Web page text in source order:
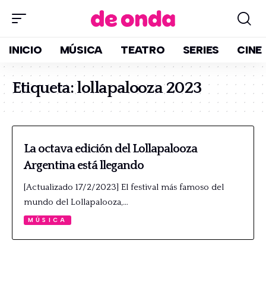
INICIO MÚSICA TEATRO SERIES CINE
Etiqueta:lollapalooza 2023
La octava edición del Lollapalooza
Argentina está llegando
[Actualizado 17/2/2023] El festival más famoso del
mundo del Lollapalooza,…
MÚSICA